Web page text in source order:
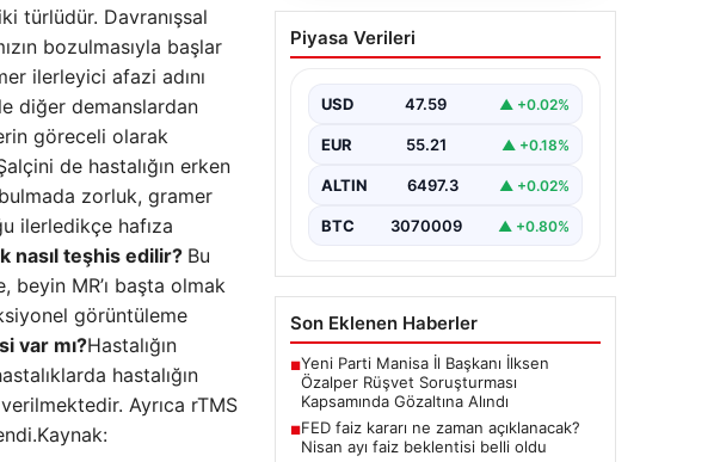
türlüdür. Davranışsal
bozulmasıyla başlar
ilerleyici afazi adını
diğer demanslardan
göreceli olarak
de hastalığın erken
zorluk, gramer
ilerledikçe hafıza
nasıl teşhis edilir? Bu
beyin MR’ı başta olmak
görüntüleme
var mı?Hastalığın
hastalığın
Ayrıca rTMS
FED faiz kararı ne zaman
açıklanacak? Nisan ayı
Piyasa Verileri
USD 47.59 ▲ +0.02%
EUR 55.21 ▲ +0.18%
ALTIN 6497.3 ▲ +0.02%
BTC 3070009 ▲ +0.80%
Son Eklenen Haberler
■Yeni Parti Manisa İl Başkanı İlksen
Özalper Rüşvet Soruşturması
Kapsamında Gözaltına Alındı
■FED faiz kararı ne zaman açıklanacak?
Nisan ayı faiz beklentisi belli oldu